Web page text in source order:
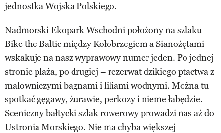
jednostka Wojska Polskiego.
Nadmorski Ekopark Wschodni położony na szlaku
Bike the Baltic między Kołobrzegiem a Sianożętami
wskakuje na nasz wyprawowy numer jeden. Po jednej
stronie plaża, po drugiej – rezerwat dzikiego ptactwa z
malowniczymi bagnami i liliami wodnymi. Można tu
spotkać gęgawy, żurawie, perkozy i nieme łabędzie.
Sceniczny bałtycki szlak rowerowy prowadzi nas aż do
Ustronia Morskiego. Nie ma chyba większej